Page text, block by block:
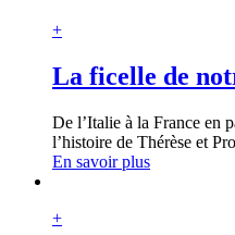
+
La ficelle de
De l’Italie à la France en
l’histoire de Thérèse et
En savoir plus
+